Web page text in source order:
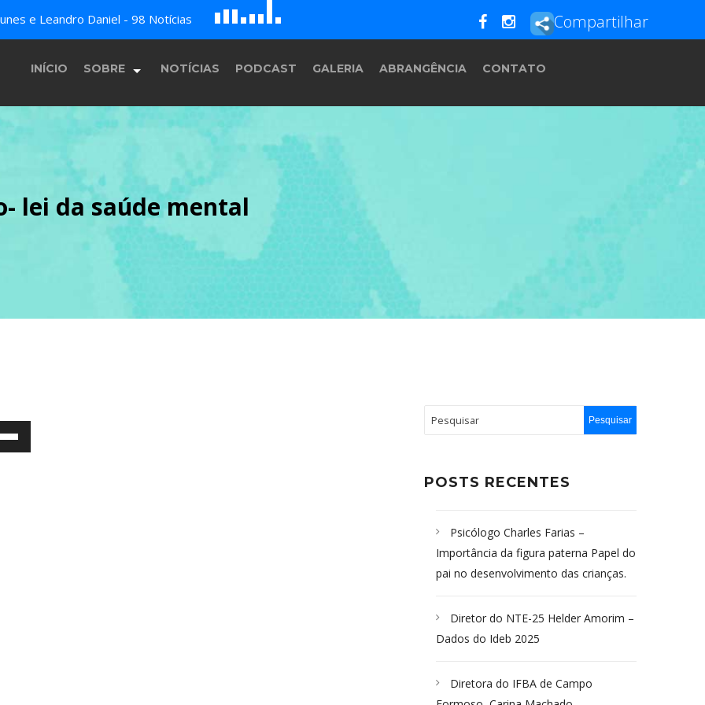
e Leandro Daniel - 98 Notícias B c
E F G Compartilhar
INÍCIO SOBRE
História
Equipe
Programação
NOTÍCIAS PODCAST GALERIA ABRANGÊNCIA CONTATO
lei da saúde mental
POSTS RECENTES
Psicólogo Charles Farias –
Importância da figura paterna Papel do
pai no desenvolvimento das crianças.
Diretor do NTE-25 Helder Amorim –
Dados do Ideb 2025
Diretora do IFBA de Campo